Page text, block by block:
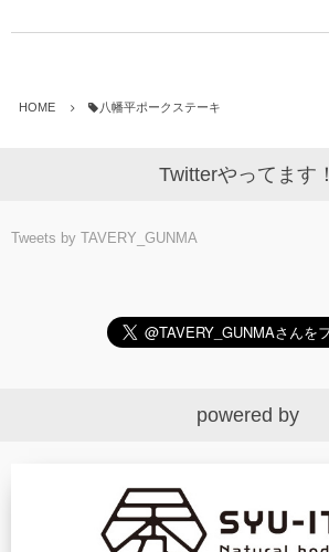
HOME 八幡平ポークステーキ
Twitterやってます！
Tweets by TAVERY_GUNMA
powered by